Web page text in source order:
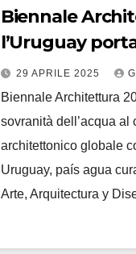
Biennale
l’Uruguay
dell’acqua al
architettonico
29 APRILE 2025
Biennale Architettura
sovranità dell’acqua al
architettonico globale
Uruguay, país agua
Arte, Arquitectura y